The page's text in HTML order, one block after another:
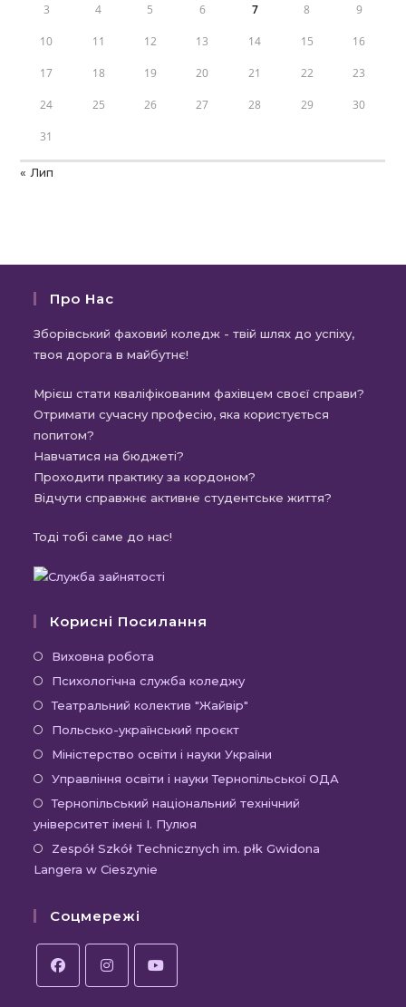
3 4 5 6 7 8 9
10 11 12 13 14 15 16
17 18 19 20 21 22 23
24 25 26 27 28 29 30
31
« Лип
Про Нас
Зборівський фаховий коледж - твій шлях до успіху,
твоя дорога в майбутнє!
Мрієш стати кваліфікованим фахівцем своєї справи?
Отримати сучасну професію, яка користується
попитом?
Навчатися на бюджеті?
Проходити практику за кордоном?
Відчути справжнє активне студентське життя?
Тоді тобі саме до нас!
Корисні Посилання
Виховна робота
в
новій
вкладці
Психологічна служба коледжуВідкриється
в
вкладці
Театральний колектив "Жайвір"
новій
вкладці
Польсько-український проєктВідкриється
в
новій
вкладці
Міністерство освіти і науки України
в
новій
Управління освіти і науки Тернопільської ОДА
Тернопільський національний технічний
університет імені І. Пулюя
Zespół Szkół Technicznych im. płk Gwidona
Langera w Cieszynie
Соцмережі